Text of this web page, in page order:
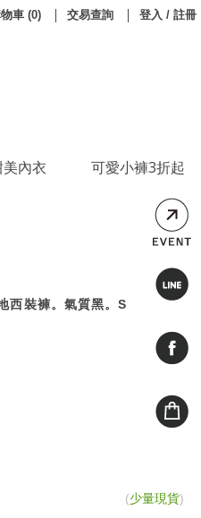
內衣 可愛小褲3折起
車 (0) 交易查詢 登入 / 註冊
西裝褲。氣質黑。S
(少量現貨)